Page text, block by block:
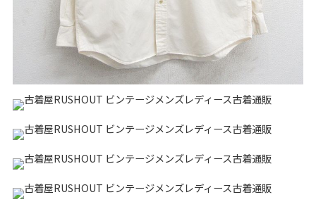
Search by Item アイテムから探す
ジャケット スウェット セーター
長袖シャツ 半袖シャツ Tシャツ
パンツ レディース 子供服
雑貨/小物